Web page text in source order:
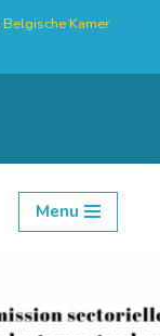
Belgische Kamer
Menu